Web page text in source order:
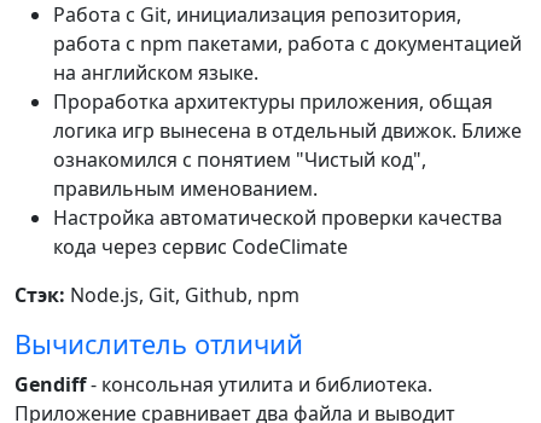
Работа с Git, инициализация репозитория,
работа с npm пакетами, работа с документацией
на английском языке.
Проработка архитектуры приложения, общая
логика игр вынесена в отдельный движок. Ближе
ознакомился с понятием "Чистый код",
правильным именованием.
Настройка автоматической проверки качества
кода через сервис CodeClimate
Стэк: Node.js, Git, Github, npm
Вычислитель отличий
Gendiff- консольная утилита и библиотека.
Приложение сравнивает два файла и выводит